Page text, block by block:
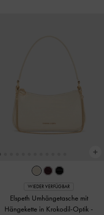
WIEDER VERFÜGBAR
Elspeth Umhängetasche mit
Hängekette in Krokodil-Optik -